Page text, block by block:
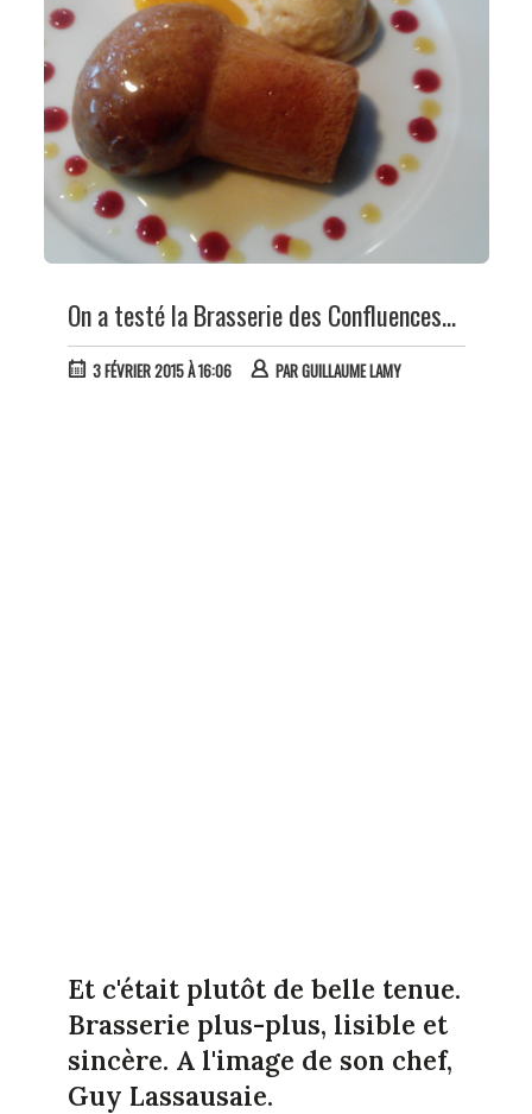
On a testé la Brasserie des Confluences...
3 FÉVRIER 2015 À 16:06 PARGUILLAUME LAMY
Et c'était plutôt de belle tenue.
Brasserie plus-plus, lisible et
sincère. A l'image de son chef,
Guy Lassausaie.